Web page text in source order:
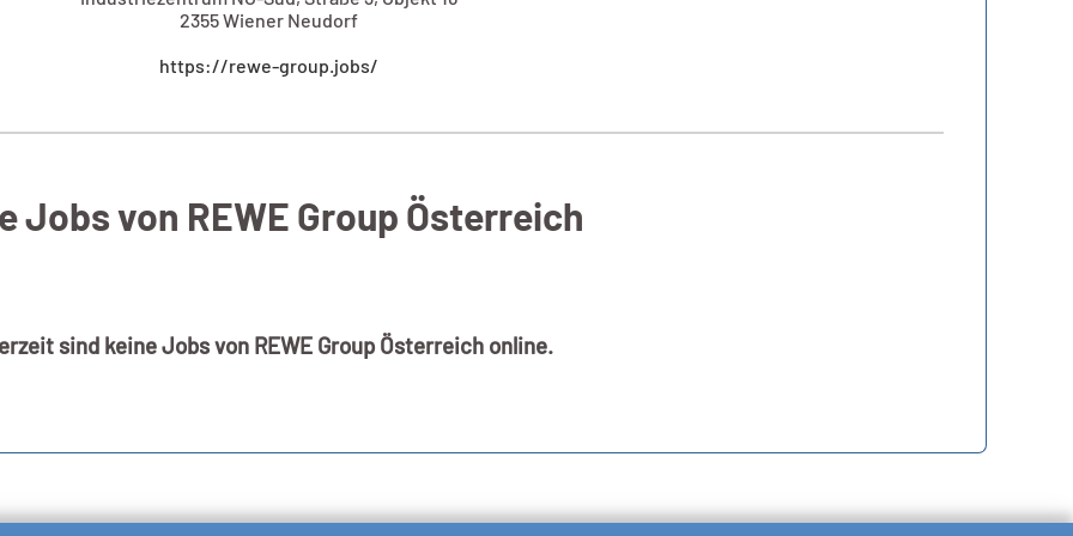
2355 Wiener Neudorf​
https://rewe-group.jobs/
Jobs von REWE Group Österreich
sind keine Jobs von REWE Group Österreich online.